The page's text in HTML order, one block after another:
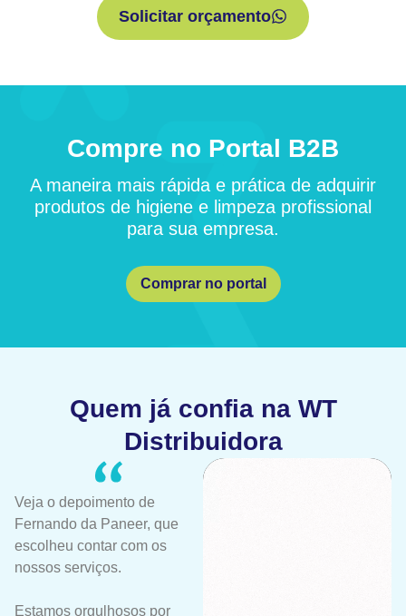
Solicitar orçamento
Compre no Portal B2B
A maneira mais rápida e prática de adquirir
produtos de higiene e limpeza profissional
para sua empresa.
Comprar no portal
Quem já confia na WT
Distribuidora
Veja o depoimento de
Fernando da Paneer, que
escolheu contar com os
nossos serviços.
Estamos orgulhosos por